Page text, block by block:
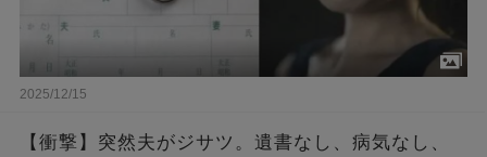
2025/12/15
【衝撃】突然夫がジサツ。遺書なし、病気なし、